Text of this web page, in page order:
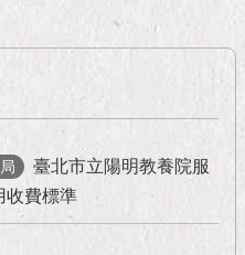
臺北市立陽明教養院服
收費標準